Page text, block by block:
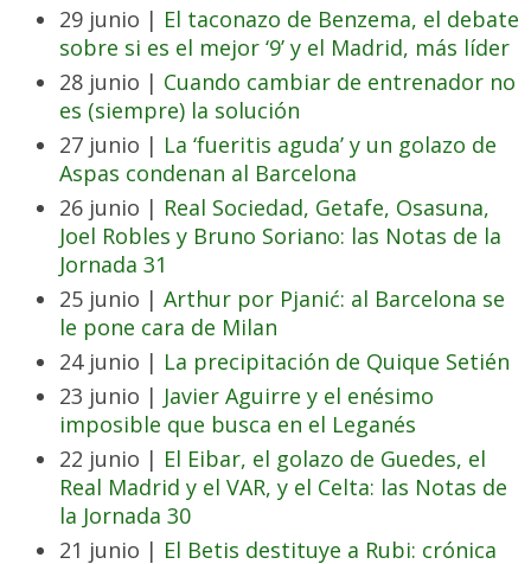
29 junio | El taconazo de Benzema, el debate
sobre si es el mejor ‘9’ y el Madrid, más líder
28 junio | Cuando cambiar de entrenador no
es (siempre) la solución
27 junio | La ‘fueritis aguda’ y un golazo de
Aspas condenan al Barcelona
26 junio | Real Sociedad, Getafe, Osasuna,
Joel Robles y Bruno Soriano: las Notas de la
Jornada 31
25 junio | Arthur por Pjanić: al Barcelona se
le pone cara de Milan
24 junio | La precipitación de Quique Setién
23 junio | Javier Aguirre y el enésimo
imposible que busca en el Leganés
22 junio | El Eibar, el golazo de Guedes, el
Real Madrid y el VAR, y el Celta: las Notas de
la Jornada 30
21 junio | El Betis destituye a Rubi: crónica